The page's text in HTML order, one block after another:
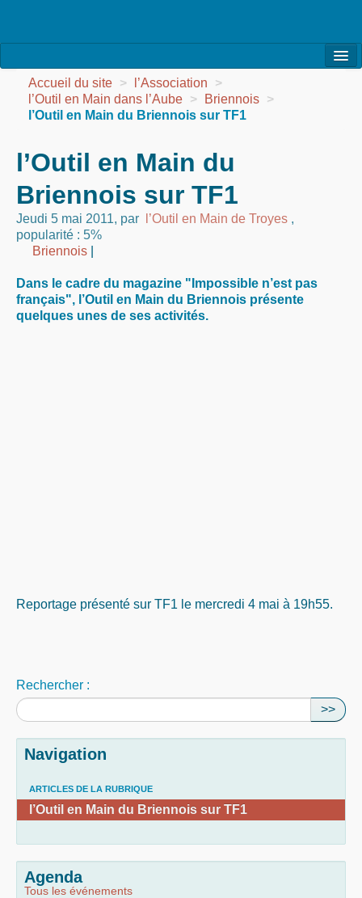
l’Association
la Vie de l’Association
les Réalisations
Agenda
Contact
Accueil du site > l’Association
>
l’Outil en Main dans l’Aube > Briennois >
l’Outil en Main du Briennois sur TF1
l’Outil en Main du
Briennois sur TF1
Jeudi 5 mai 2011, par l’Outil en Main de Troyes ,
popularité : 5%
Briennois
Dans le cadre du magazine "Impossible n’est pas
français", l’Outil en Main du Briennois présente
quelques unes de ses activités.
Reportage présenté sur TF1 le mercredi 4 mai à 19h55.
Rechercher :
>>
Navigation
ARTICLES DE LA RUBRIQUE
l’Outil en Main du Briennois sur TF1
Agenda
Tous les événements